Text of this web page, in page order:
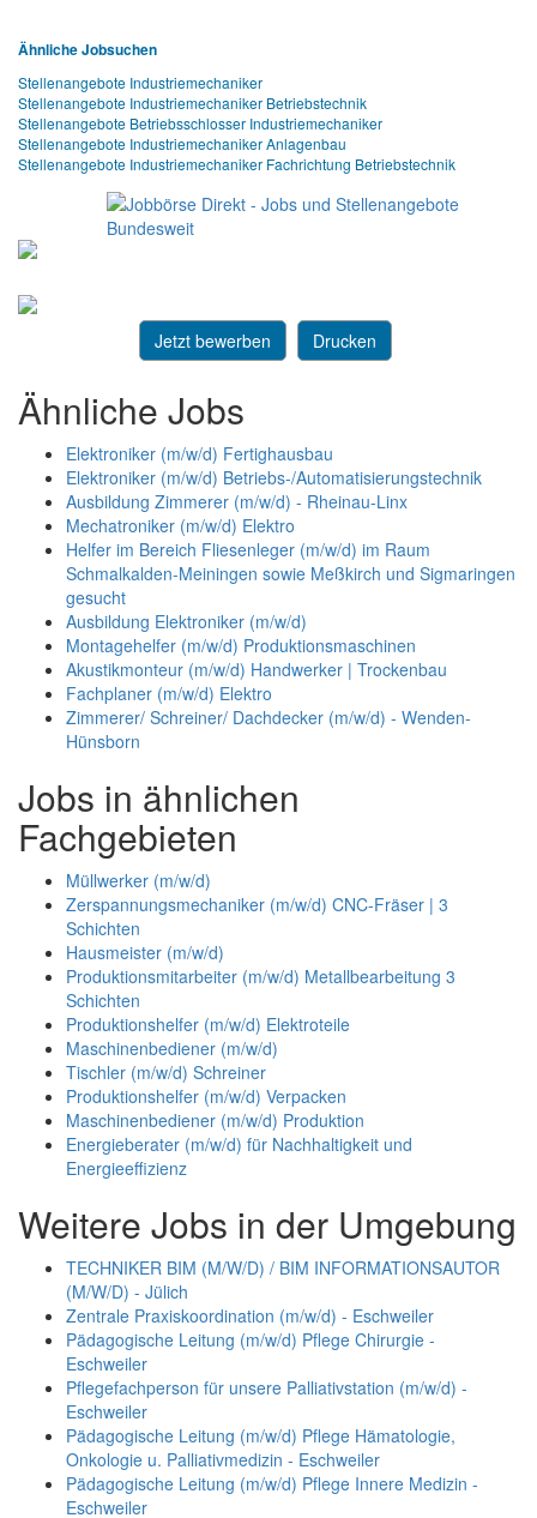
Ähnliche Jobsuchen
Stellenangebote Industriemechaniker
Stellenangebote Industriemechaniker Betriebstechnik
Stellenangebote Betriebsschlosser Industriemechaniker
Stellenangebote Industriemechaniker Anlagenbau
Stellenangebote Industriemechaniker Fachrichtung Betriebstechnik
Jetzt bewerben Drucken
Ähnliche Jobs
Elektroniker (m/w/d) Fertighausbau
Elektroniker (m/w/d) Betriebs-/Automatisierungstechnik
Ausbildung Zimmerer (m/w/d) - Rheinau-Linx
Mechatroniker (m/w/d) Elektro
Helfer im Bereich Fliesenleger (m/w/d) im Raum
Schmalkalden-Meiningen sowie Meßkirch und Sigmaringen
gesucht
Ausbildung Elektroniker (m/w/d)
Montagehelfer (m/w/d) Produktionsmaschinen
Akustikmonteur (m/w/d) Handwerker | Trockenbau
Fachplaner (m/w/d) Elektro
Zimmerer/ Schreiner/ Dachdecker (m/w/d) - Wenden-
Hünsborn
Jobs in ähnlichen
Fachgebieten
Müllwerker (m/w/d)
Zerspannungsmechaniker (m/w/d) CNC-Fräser | 3
Schichten
Hausmeister (m/w/d)
Produktionsmitarbeiter (m/w/d) Metallbearbeitung 3
Schichten
Produktionshelfer (m/w/d) Elektroteile
Maschinenbediener (m/w/d)
Tischler (m/w/d) Schreiner
Produktionshelfer (m/w/d) Verpacken
Maschinenbediener (m/w/d) Produktion
Energieberater (m/w/d) für Nachhaltigkeit und
Energieeffizienz
Weitere Jobs in der Umgebung
TECHNIKER BIM (M/W/D) / BIM INFORMATIONSAUTOR
(M/W/D) - Jülich
Zentrale Praxiskoordination (m/w/d) - Eschweiler
Pädagogische Leitung (m/w/d) Pflege Chirurgie -
Eschweiler
Pflegefachperson für unsere Palliativstation (m/w/d) -
Eschweiler
Pädagogische Leitung (m/w/d) Pflege Hämatologie,
Onkologie u. Palliativmedizin - Eschweiler
Pädagogische Leitung (m/w/d) Pflege Innere Medizin -
Eschweiler